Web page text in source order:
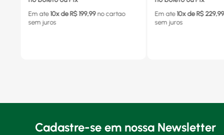
Em ate 10x de R$ 199,99 no cartao
sem juros
Em ate 10x de R$ 229,99
sem juros
Cadastre-se em nossa Newsletter